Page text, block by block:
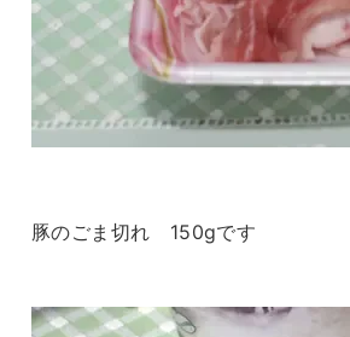
豚のごま切れ 150gです